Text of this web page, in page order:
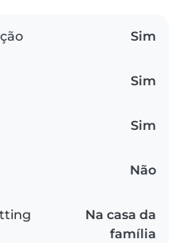
Sim
Sim
Sim
Não
Na casa da
família